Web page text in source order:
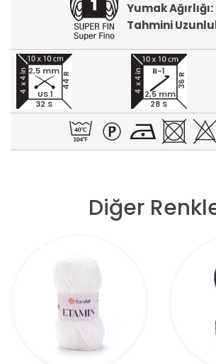
Yumak Ağırlığı:
Tahmini
32 S
44 R
2,5 mm
US 1
28 S
36 R
B-1
2,5 mm
Diğer